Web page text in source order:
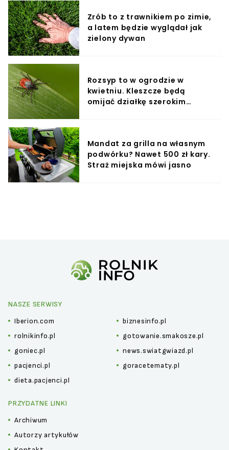
Zrób to z trawnikiem po zimie,
a latem będzie wyglądał jak
zielony dywan
Rozsyp to w ogrodzie w
kwietniu. Kleszcze będą
omijać działkę szerokim
Mandat za grilla na własnym
podwórku? Nawet 500 zł kary.
Straż miejska mówi jasno
NASZE SERWISY
Iberion.com
biznesinfo.pl
rolnikinfo.pl
gotowanie.smakosze.pl
goniec.pl
news.swiatgwiazd.pl
pacjenci.pl
goracetematy.pl
dieta.pacjenci.pl
PRZYDATNE LINKI
Archiwum
Autorzy artykułów